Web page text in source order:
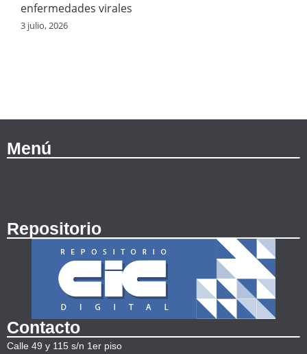
enfermedades virales
3 julio, 2026
Menú
Repositorio
Contacto
Calle 49 y 115 s/n 1er piso